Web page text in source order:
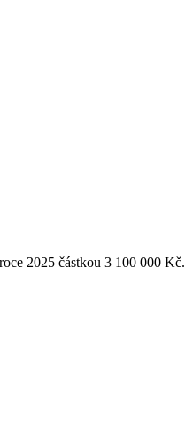
2025 částkou 3 100 000 Kč.